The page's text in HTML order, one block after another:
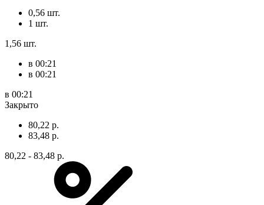
0,56 шт.
1 шт.
1,56 шт.
в 00:21
в 00:21
в 00:21
Закрыто
80,22 р.
83,48 р.
80,22 - 83,48 р.